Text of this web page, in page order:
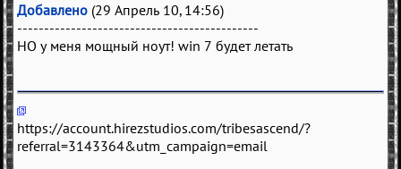
Добавлено (29 Апрель 10, 14:56)
---------------------------------------------
НО у меня мощный ноут! win 7 будет летать
https://account.hirezstudios.com/tribesascend/?
referral=3143364&utm_campaign=email